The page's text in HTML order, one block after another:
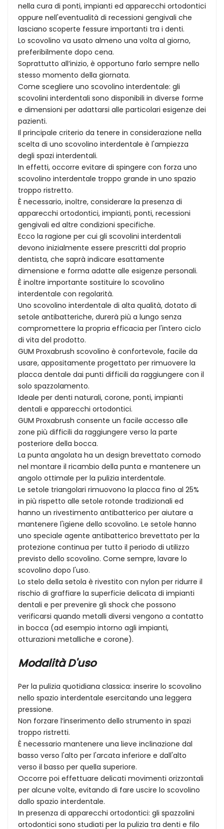
nella cura di ponti, impianti ed apparecchi ortodontici
oppure nell'eventualità di recessioni gengivali che
lasciano scoperte fessure importanti tra i denti.
Lo scovolino va usato almeno una volta al giorno,
preferibilmente dopo cena.
Soprattutto all’inizio, è opportuno farlo sempre nello
stesso momento della giornata.
Come scegliere uno scovolino interdentale: gli
scovolini interdentali sono disponibili in diverse forme
e dimensioni per adattarsi alle particolari esigenze dei
pazienti.
Il principale criterio da tenere in considerazione nella
scelta di uno scovolino interdentale è l'ampiezza
degli spazi interdentali.
In effetti, occorre evitare di spingere con forza uno
scovolino interdentale troppo grande in uno spazio
troppo ristretto.
È necessario, inoltre, considerare la presenza di
apparecchi ortodontici, impianti, ponti, recessioni
gengivali ed altre condizioni specifiche.
Ecco la ragione per cui gli scovolini interdentali
devono inizialmente essere prescritti dal proprio
dentista, che saprà indicare esattamente
dimensione e forma adatte alle esigenze personali.
È inoltre importante sostituire lo scovolino
interdentale con regolarità.
Uno scovolino interdentale di alta qualità, dotato di
setole antibatteriche, durerà più a lungo senza
compromettere la propria efficacia per l'intero ciclo
di vita del prodotto.
GUM Proxabrush scovolino è confortevole, facile da
usare, appositamente progettato per rimuovere la
placca dentale dai punti difficili da raggiungere con il
solo spazzolamento.
Ideale per denti naturali, corone, ponti, impianti
dentali e apparecchi ortodontici.
GUM Proxabrush consente un facile accesso alle
zone più difficili da raggiungere verso la parte
posteriore della bocca.
La punta angolata ha un design brevettato comodo
nel montare il ricambio della punta e mantenere un
angolo ottimale per la pulizia interdentale.
Le setole triangolari rimuovono la placca fino al 25%
in più rispetto alle setole rotonde tradizionali ed
hanno un rivestimento antibatterico per aiutare a
mantenere l'igiene dello scovolino. Le setole hanno
uno speciale agente antibatterico brevettato per la
protezione continua per tutto il periodo di utilizzo
previsto dello scovolino. Come sempre, lavare lo
scovolino dopo l'uso.
Lo stelo della setola è rivestito con nylon per ridurre il
rischio di graffiare la superficie delicata di impianti
dentali e per prevenire gli shock che possono
verificarsi quando metalli diversi vengono a contatto
in bocca (ad esempio intorno agli impianti,
otturazioni metalliche e corone).
Modalità D'uso
Per la pulizia quotidiana classica: inserire lo scovolino
nello spazio interdentale esercitando una leggera
pressione.
Non forzare l’inserimento dello strumento in spazi
troppo ristretti.
È necessario mantenere una lieve inclinazione dal
basso verso l'alto per l'arcata inferiore e dall'alto
verso il basso per quella superiore.
Occorre poi effettuare delicati movimenti orizzontali
per alcune volte, evitando di fare uscire lo scovolino
dallo spazio interdentale.
In presenza di apparecchi ortodontici: gli spazzolini
ortodontici sono studiati per la pulizia tra denti e filo